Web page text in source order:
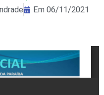
Em 06/11/2021